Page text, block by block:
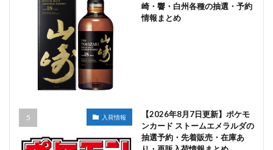
崎・響・白州各種の抽選・予約
情報まとめ
入荷情報
【2026年8月7日更新】ポケモ
ンカード ストームエメラルダの
抽選予約・先着販売・在庫あ